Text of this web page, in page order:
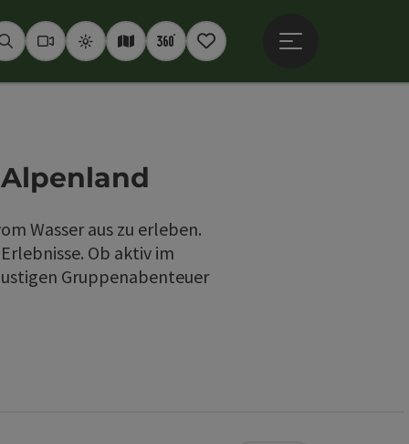
SuchenWebcams
WetterInteraktive Karte
360° Panoramen
Merkzettel
Wasser aus zu erleben.
Ob aktiv im
Gruppenabenteuer